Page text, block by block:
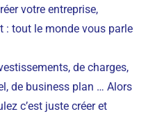
votre entreprise,
: tout le monde vous parle
de charges,
de business plan … Alors
c’est juste créer et